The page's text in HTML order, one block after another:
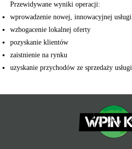
Przewidywane wyniki operacji:
wprowadzenie nowej, innowacyjnej usługi
wzbogacenie lokalnej oferty
pozyskanie klientów
zaistnienie na rynku
uzyskanie przychodów ze sprzedaży usługi